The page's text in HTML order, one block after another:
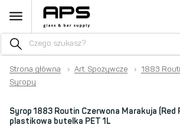
Strona główna › Art. Spożywcze › 1883
Syropy
Syrop 1883 Routin Czerwona Marakuja (Red
plastikowa butelka PET 1L